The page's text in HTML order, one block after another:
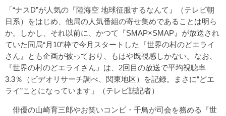
「“ナスD”が人気の『陸海空 地球征服するなんて』（テレビ朝
日系）をはじめ、他局の人気番組の寄せ集めであることは明ら
か。しかし、それ以前に、かつて『SMAP×SMAP』が放送され
ていた同局“月10”枠で今月スタートした『世界の村のどエライ
さん』とも企画が被っており、もはや既視感しかない。なお、
『世界の村のどエライさん』は、2回目の放送で平均視聴率
3.3％（ビデオリサーチ調べ、関東地区）を記録。まさに“どエ
ライ”ことになっています」（テレビ誌記者）
俳優の山崎育三郎やお笑いコンビ・千鳥が司会を務める『世